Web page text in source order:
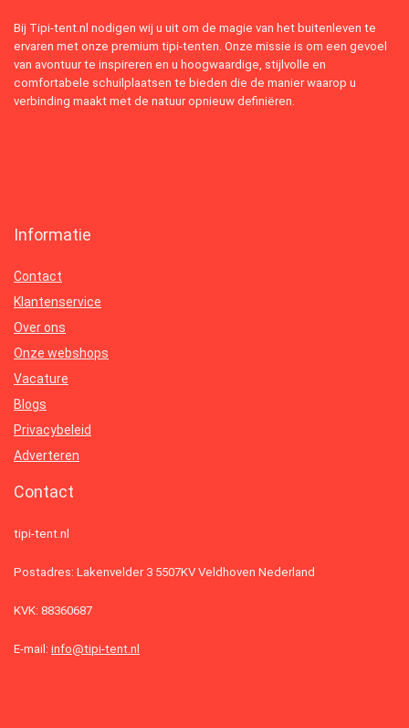
Bij Tipi-tent.nl nodigen wij u uit om de magie van het buitenleven te
ervaren met onze premium tipi-tenten. Onze missie is om een gevoel
van avontuur te inspireren en u hoogwaardige, stijlvolle en
comfortabele schuilplaatsen te bieden die de manier waarop u
verbinding maakt met de natuur opnieuw definiëren.
Informatie
Contact
Klantenservice
Over ons
Onze webshops
Vacature
Blogs
Privacybeleid
Adverteren
Contact
tipi-tent.nl
Postadres: Lakenvelder 3 5507KV Veldhoven Nederland
KVK: 88360687
E-mail: info@tipi-tent.nl